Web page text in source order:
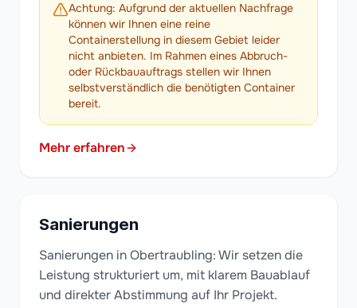
Achtung: Aufgrund der aktuellen Nachfrage
können wir Ihnen eine reine
Containerstellung in diesem Gebiet leider
nicht anbieten. Im Rahmen eines Abbruch-
oder Rückbauauftrags stellen wir Ihnen
selbstverständlich die benötigten Container
bereit.
Mehr erfahren
Sanierungen
Sanierungen in Obertraubling: Wir setzen die
Leistung strukturiert um, mit klarem Bauablauf
und direkter Abstimmung auf Ihr Projekt.